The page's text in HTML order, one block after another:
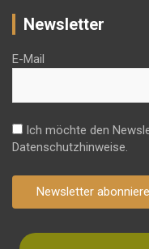
Newsletter
E-Mail
Ich möchte den
Datenschutzhinweise.
Newsletter